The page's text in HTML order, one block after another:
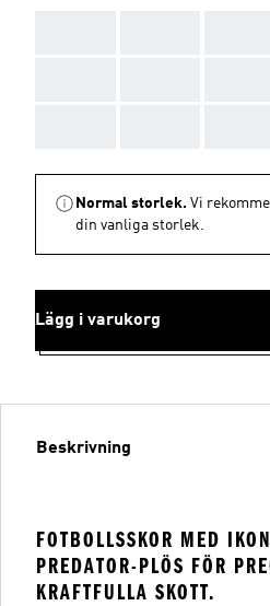
Normal storlek. Vi
din vanliga storlek.
Lägg i varukorg
Beskrivning
FOTBOLLSSKOR MED
PREDATOR-PLÖS FÖR
KRAFTFULLA SKOTT.